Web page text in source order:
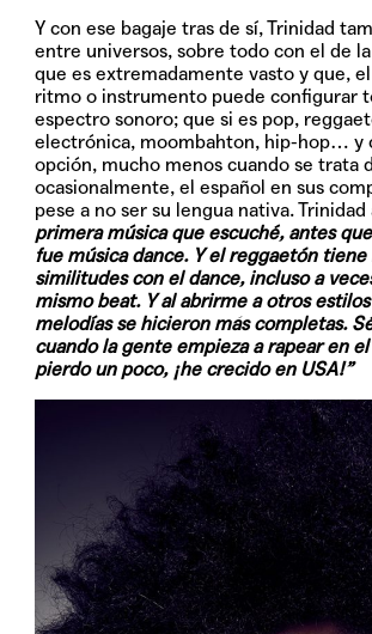
Y con ese bagaje tras de sí, Trinidad
entre universos, sobre todo con el de
que es extremadamente vasto y que,
ritmo o instrumento puede configurar
espectro sonoro; que si es pop,
electrónica, moombahton, hip-hop… y
opción, mucho menos cuando se trata
ocasionalmente, el español en sus
pese a no ser su lengua nativa. Trinidad
primera música que escuché, antes
fue música dance. Y el reggaetón tiene
similitudes con el dance, incluso a
mismo beat. Y al abrirme a otros
melodías se hicieron más completas.
cuando la gente empieza a rapear en
pierdo un poco, ¡he crecido en USA!”